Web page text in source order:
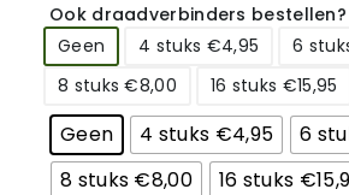
Ook draadverbinders bestellen?
Geen
4 stuks €4,95
6
8 stuks €8,00
16 stuks €15,95
Geen 4 stuks €4,95
6
8 stuks €8,00
16 stuks